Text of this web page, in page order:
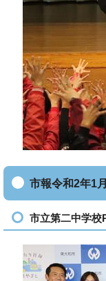
市報令和2年1
市立第二中学校